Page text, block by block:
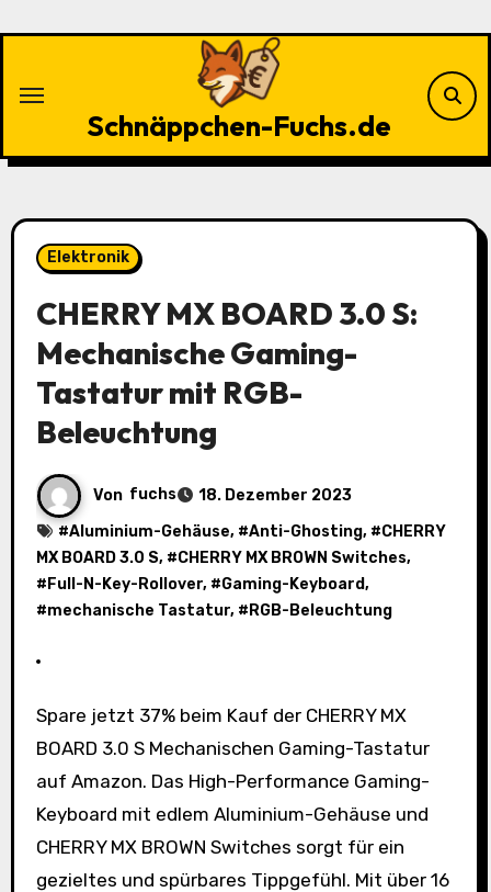
Schnäppchen-Fuchs.de
Elektronik
CHERRY MX BOARD 3.0 S:
Mechanische Gaming-
Tastatur mit RGB-
Beleuchtung
Von fuchs
18. Dezember 2023
#Aluminium-Gehäuse, #Anti-Ghosting, #CHERRY
MX BOARD 3.0 S, #CHERRY MX BROWN Switches,
# Full-N-Key-Rollover, #Gaming-Keyboard,
#mechanische Tastatur, # RGB-Beleuchtung
Spare jetzt 37% beim Kauf der CHERRY MX
BOARD 3.0 S Mechanischen Gaming-Tastatur
auf Amazon. Das High-Performance Gaming-
Keyboard mit edlem Aluminium-Gehäuse und
CHERRY MX BROWN Switches sorgt für ein
gezieltes und spürbares Tippgefühl. Mit über 16